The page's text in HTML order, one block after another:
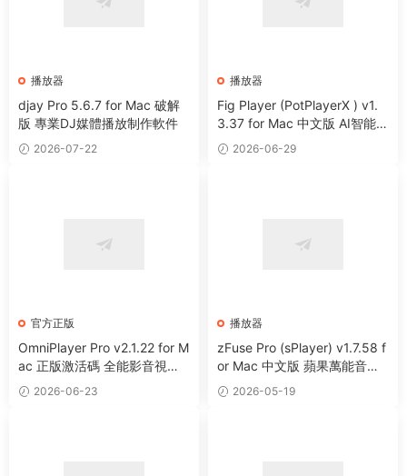
播放器
djay Pro 5.6.7 for Mac 破解
版 專業DJ媒體播放制作軟件
2026-07-22
播放器
Fig Player (PotPlayerX ) v1.
3.37 for Mac 中文版 AI智能多
媒體播放器
2026-06-29
官方正版
OmniPlayer Pro v2.1.22 for M
ac 正版激活碼 全能影音視頻
播放器
2026-06-23
播放器
zFuse Pro (sPlayer) v1.7.58 f
or Mac 中文版 蘋果萬能音視
頻播放器
2026-05-19